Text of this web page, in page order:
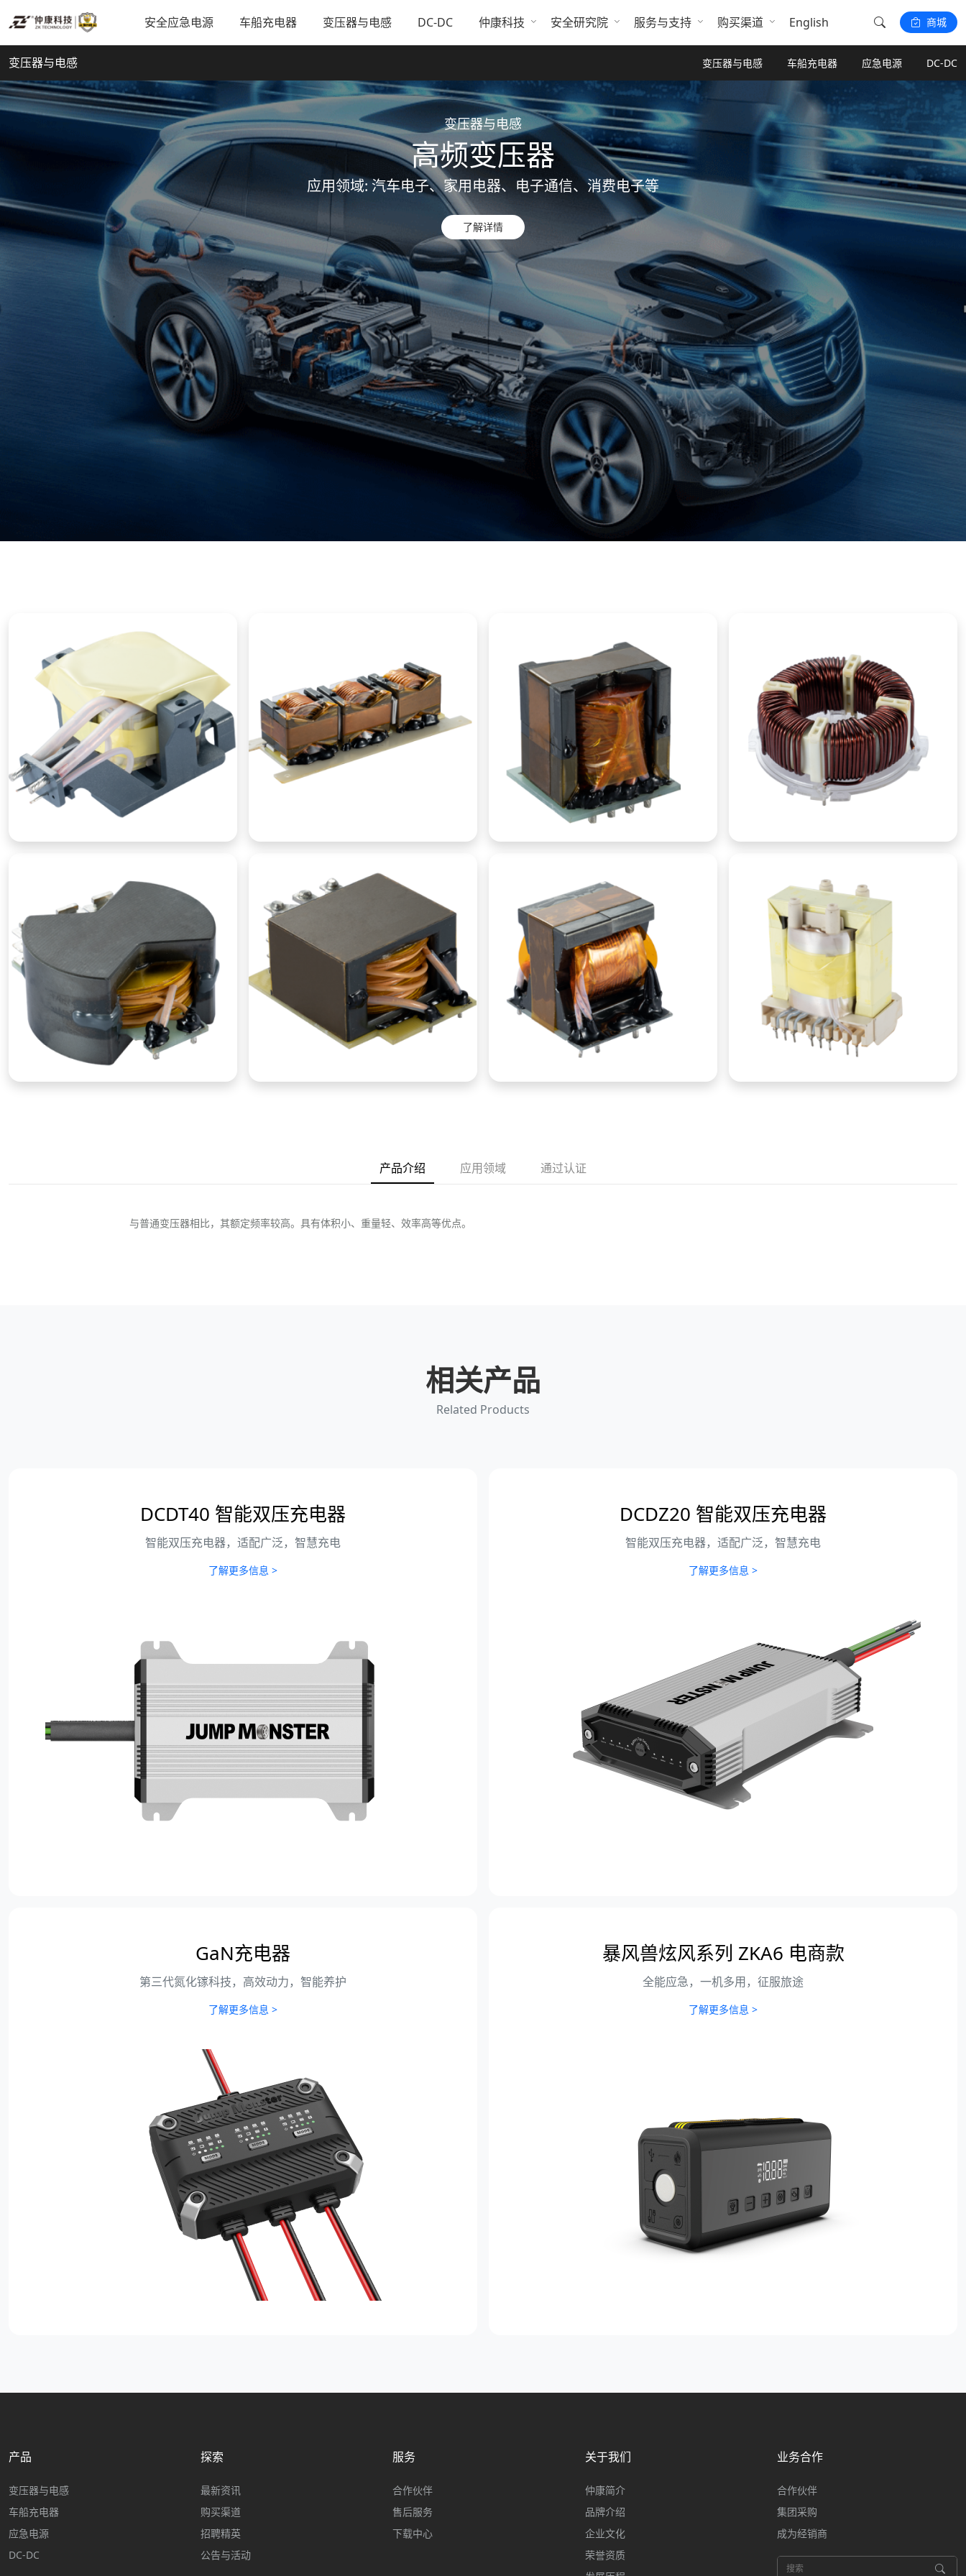
安全应急电源 车船充电器 变压器与电感 DC-DC 仲康科技 安全研究院 服务与支持 购买渠道 English 商城
变压器与电感 变压器与电感 车船充电器 应急电源 DC-DC
变压器与电感
高频变压器
应用领域: 汽车电子、家用电器、电子通信、消费电子等
了解详情
产品介绍 应用领域 通过认证
与普通变压器相比，其额定频率较高。具有体积小、重量轻、效率高等优点。
相关产品
Related Products
DCDT40 智能双压充电器
智能双压充电器，适配广泛，智慧充电
了解更多信息 >
DCDZ20 智能双压充电器
智能双压充电器，适配广泛，智慧充电
了解更多信息 >
GaN充电器
第三代氮化镓科技，高效动力，智能养护
了解更多信息 >
暴风兽炫风系列 ZKA6 电商款
全能应急，一机多用，征服旅途
了解更多信息 >
产品
变压器与电感
车船充电器
应急电源
DC-DC
探索
最新资讯
购买渠道
招聘精英
公告与活动
服务
合作伙伴
售后服务
下载中心
关于我们
仲康简介
品牌介绍
企业文化
荣誉资质
业务合作
合作伙伴
集团采购
成为经销商